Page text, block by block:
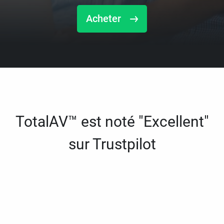
Acheter
TotalAV™ est noté "Excellent"
sur Trustpilot